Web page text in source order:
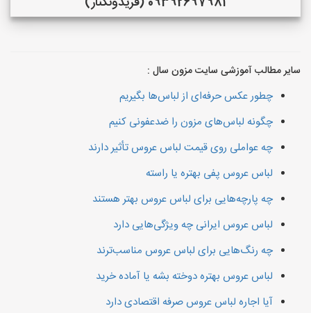
سایر مطالب آموزشی سایت مزون سال :
چطور عکس حرفه‌ای از لباس‌ها بگیریم
چگونه لباس‌های مزون را ضدعفونی کنیم
چه عواملی روی قیمت لباس عروس تأثیر دارند
لباس عروس پفی بهتره یا راسته
چه پارچه‌هایی برای لباس عروس بهتر هستند
لباس عروس ایرانی چه ویژگی‌هایی دارد
چه رنگ‌هایی برای لباس عروس مناسب‌ترند
لباس عروس بهتره دوخته بشه یا آماده خرید
آیا اجاره لباس عروس صرفه اقتصادی دارد